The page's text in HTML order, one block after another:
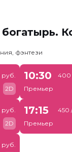
фэнтези
2D
10:30
Премьер
400
2D
17:15
Премьер
450
руб.